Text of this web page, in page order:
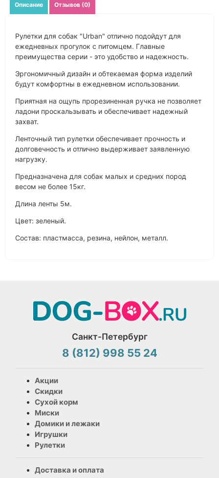
Описание Отзывов (0)
Рулетки для собак "Urban" отлично подойдут для
ежедневных прогулок с питомцем. Главные
преимущества серии - это удобство и надежность.
Эргономичный дизайн и обтекаемая форма изделий
будут комфортны в ежедневном использовании.
Приятная на ощупь прорезиненная ручка не позволяет
ладони проскальзывать и обеспечивает надежный
захват.
Ленточный тип рулетки обеспечивает прочность и
долговечность и отлично выдерживает заявленную
нагрузку.
Предназначена для собак малых и средних пород
весом не более 15кг.
Длина ленты 5м.
Цвет: зеленый.
Состав: пластмасса, резина, нейлон, металл.
Санкт-Петербург
8 (812) 998 55 24
Акции
Скидки
Сухой корм
Миски
Домики и лежаки
Игрушки
Рулетки
Доставка и оплата